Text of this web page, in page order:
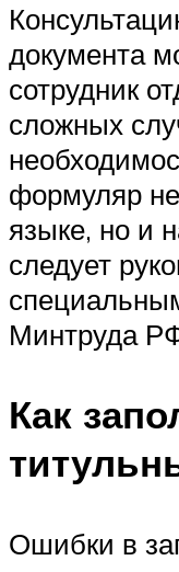
документа
сотрудник
сложных
формуляр
языке, но и
следует
Минтруда
Как
Ошибки в